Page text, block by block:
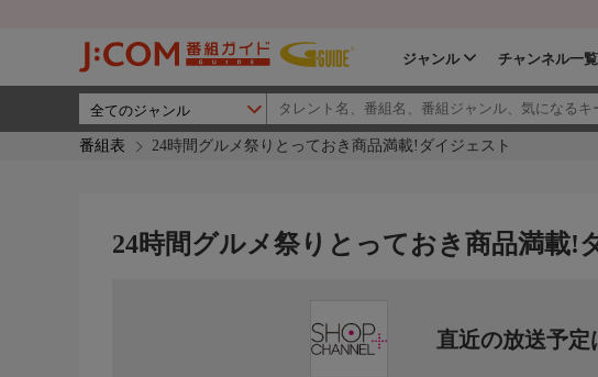
ジャンル チャンネル一覧
番組表 24時間グルメ祭りとっておき商品満載!ダイジェスト
24時間グルメ祭りとっておき商品満載!
直近の放送予定